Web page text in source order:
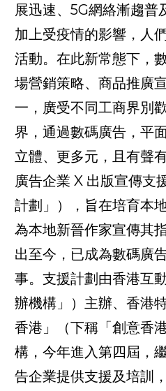
展迅速、5G網絡漸趨普
加上受疫情的影響，人
活動。在此新常態下，
場營銷策略、商品推廣
一，廣受不同工商界別
界，通過數碼廣告，平
立體、更多元，且有聲
廣告企業 X 出版宣傳支
計劃」），旨在培育本
為本地新晉作家宣傳其
出至今，已成為數碼廣
事。支援計劃由香港互
辦機構」）主辦、香港
香港」（下稱「創意香
構，今年進入第四屆，
告企業提供支援及培訓